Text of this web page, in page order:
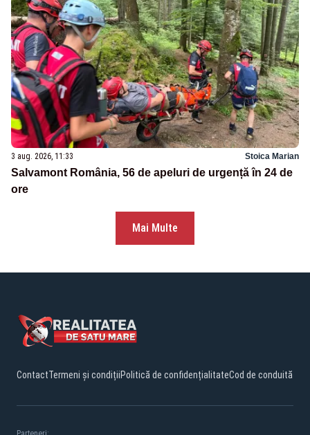
3 aug. 2026, 11:33 Stoica Marian
Salvamont România, 56 de apeluri de urgență în 24 de
ore
Mai Multe
ContactTermeni și condițiiPolitică de confidențialitateCod de conduită